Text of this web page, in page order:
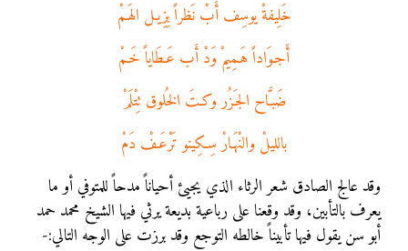
خَلِيفةْ يوسِف أَبْ نَظراً بِزِيـل الهَـمْ
أَجـوَاداً هَـمِيمْ وَدْ أَب عَـطَاياً خَـمْ
ضَبـَّاح الجَـزُر وكـتَ الخُلوق تِتْلَمْ
بالليلْ والنْهَـارْ سِـكِينو تَرْعَـفْ دَمْ
وقد عالج الصادق شعر الرثاء الذي يجيئ أحياناً مدحاً للمتوفي أو ما
يعرف بالتأبين، وقد وقعنا على رباعية بديعة يرثي فيها الشيخ محمد حمد
أبو سن يقول فيها تأبيناً خالطه التوجع وقد برزت على الوجه التالي:-